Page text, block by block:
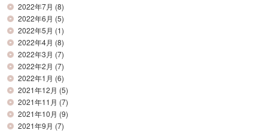
2022年7月 (8)
2022年6月 (5)
2022年5月 (1)
2022年4月 (8)
2022年3月 (7)
2022年2月 (7)
2022年1月 (6)
2021年12月 (5)
2021年11月 (7)
2021年10月 (9)
2021年9月 (7)